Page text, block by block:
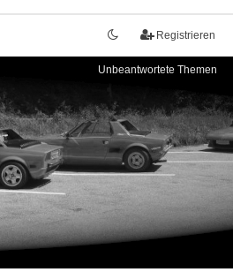
Registrieren
Unbeantwortete Themen